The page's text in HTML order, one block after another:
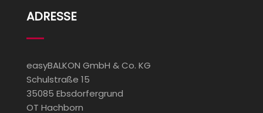
ADRESSE
easyBALKON GmbH & Co. KG
Schulstraße 15
35085 Ebsdorfergrund
OT Hachborn